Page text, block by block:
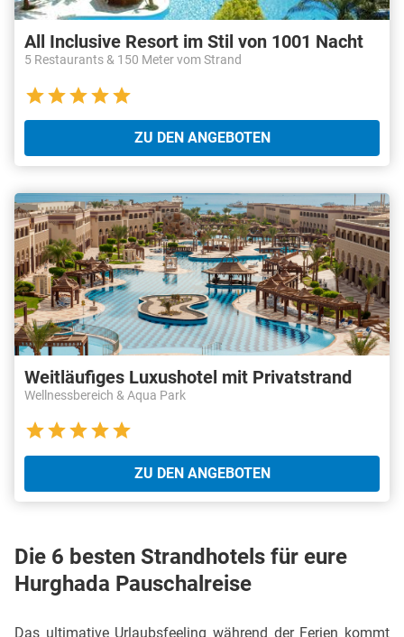
All Inclusive Resort im Stil von 1001 Nacht
5 Restaurants & 150 Meter vom Strand
ZU DEN ANGEBOTEN
Weitläufiges Luxushotel mit Privatstrand
Wellnessbereich & Aqua Park
ZU DEN ANGEBOTEN
Die 6 besten Strandhotels für eure
Hurghada Pauschalreise
Das ultimative Urlaubsfeeling während der Ferien kommt